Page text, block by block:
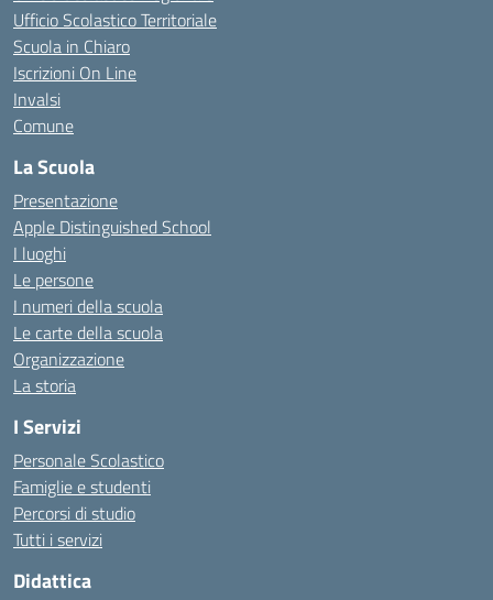
Ufficio Scolastico Territoriale
Scuola in Chiaro
Iscrizioni On Line
Invalsi
Comune
La Scuola
Presentazione
Apple Distinguished School
I luoghi
Le persone
I numeri della scuola
Le carte della scuola
Organizzazione
La storia
I Servizi
Personale Scolastico
Famiglie e studenti
Percorsi di studio
Tutti i servizi
Didattica